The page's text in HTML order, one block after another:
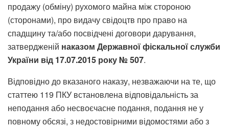
продажу (обміну) рухомого майна між стороною
(сторонами), про видачу свідоцтв про право на
спадщину та/або посвідчені договори дарування,
затвердженій наказом Державної фіскальної служби
України від 17.07.2015 року № 507.
Відповідно до вказаного наказу, незважаючи на те, що
статтею 119 ПКУ встановлена відповідальність за
неподання або несвоєчасне подання, подання не у
повному обсязі, з недостовірними відомостями або з